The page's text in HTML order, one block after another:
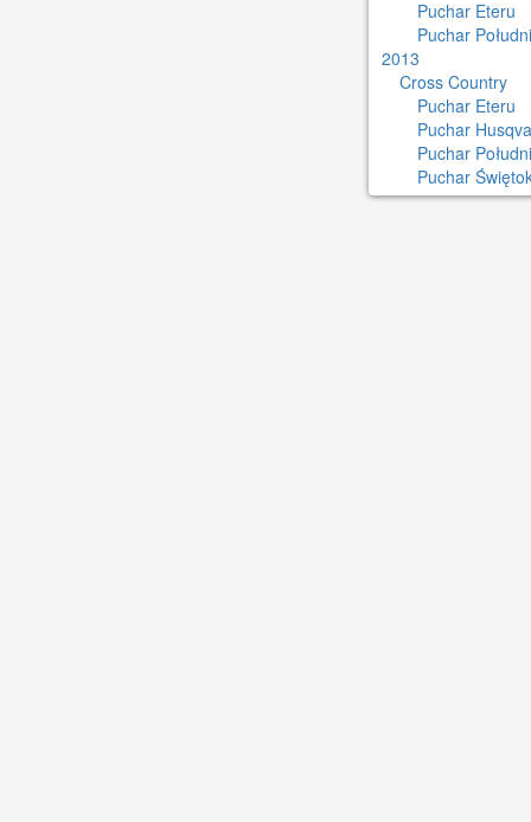
Puchar Eteru
Puchar
2013
Cross Country
Puchar Eteru
Puchar
Puchar
Puchar